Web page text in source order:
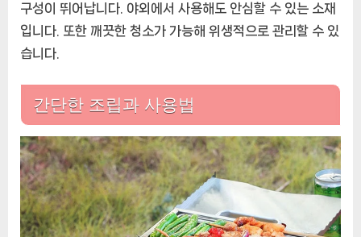
구성이 뛰어납니다. 야외에서 사용해도 안심할 수 있는 소재
입니다. 또한 깨끗한 청소가 가능해 위생적으로 관리할 수 있
습니다.
간단한 조립과 사용법